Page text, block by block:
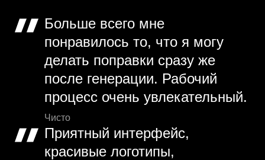
Больше всего мне
понравилось то, что я могу
делать поправки сразу же
после генерации. Рабочий
процесс очень увлекательный.
Чисто
Приятный интерфейс,
красивые логотипы,